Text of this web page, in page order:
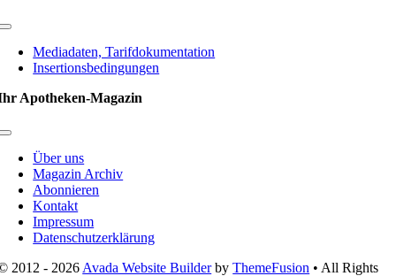
Toggle
NavigationMediadaten, Tarifdokumentation
Insertionsbedingungen
Apotheken-Magazin
Toggle
NavigationÜber uns
Magazin Archiv
Abonnieren
Kontakt
Impressum
Datenschutzerklärung
2012 - 2026 Avada Website BuilderbyThemeFusion • All Rights